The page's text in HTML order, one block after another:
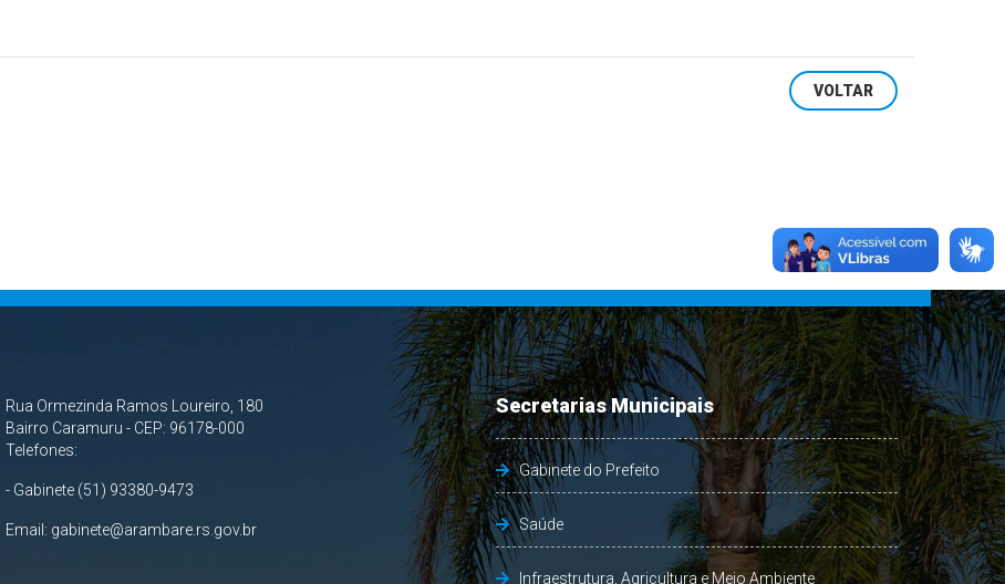
VOLTAR
Rua Ormezinda Ramos Loureiro, 180
Bairro Caramuru - CEP: 96178-000
Telefones:
- Gabinete (51) 93380-9473
Email: gabinete@arambare.rs.gov.br
Secretarias Municipais
Gabinete do Prefeito
Saúde
Infraestrutura, Agricultura e Meio Ambiente